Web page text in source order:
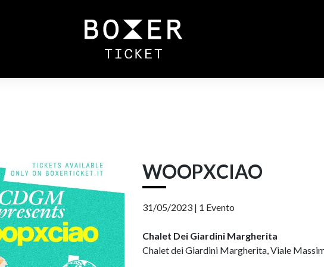
WOOPXCIAO
31/05/2023 | 1 Evento
Chalet Dei Giardini Margherita
Chalet dei Giardini Margherita, Viale